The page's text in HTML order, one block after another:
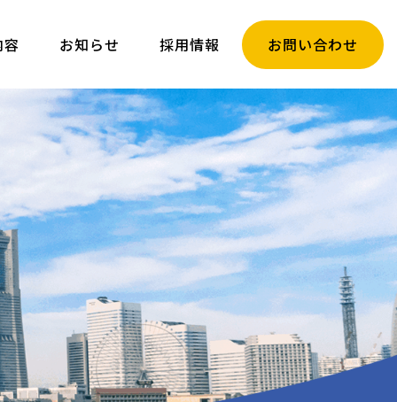
お知らせ 採用情報 お問い合わせ